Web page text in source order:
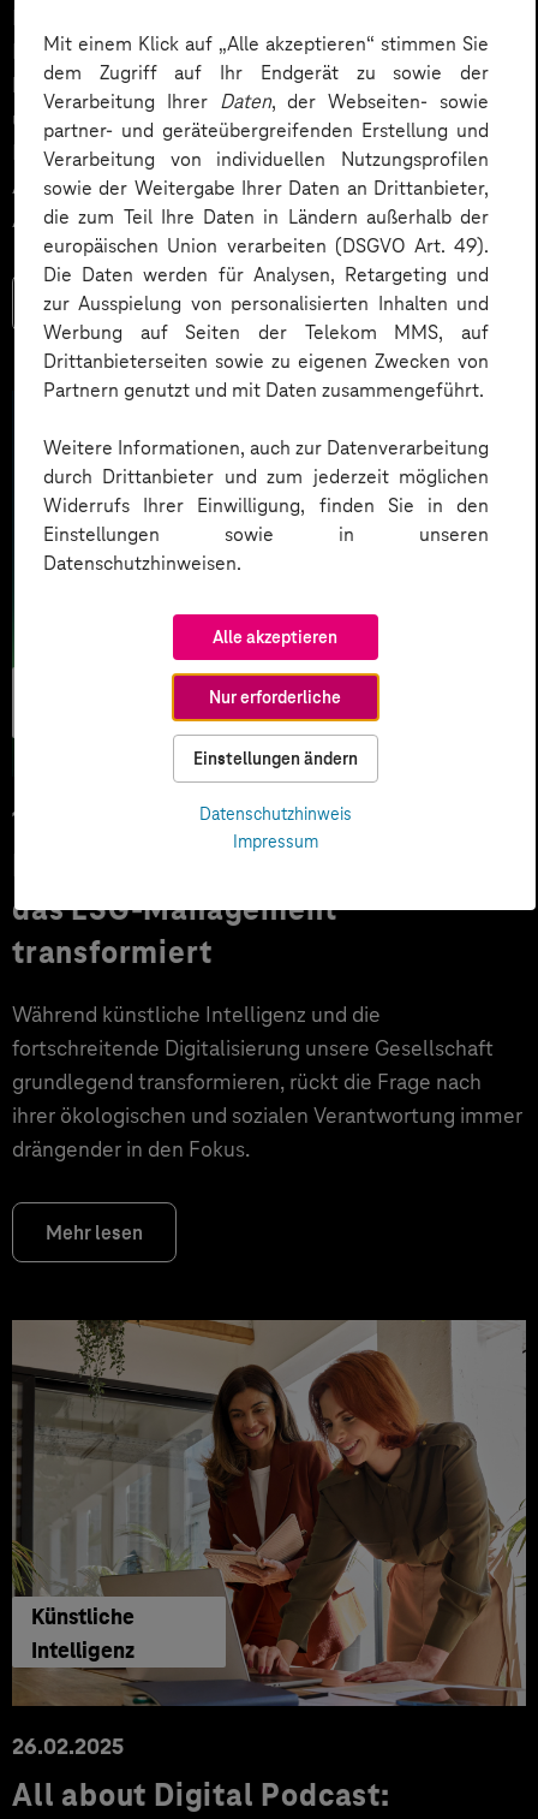
Mit einem Klick auf „Alle akzeptieren“ stimmen Sie
dem Zugriff auf Ihr Endgerät zu sowie der
Verarbeitung Ihrer Daten, der Webseiten- sowie
partner- und geräteübergreifenden Erstellung und
Verarbeitung von individuellen Nutzungsprofilen
sowie der Weitergabe Ihrer Daten an Drittanbieter,
die zum Teil Ihre Daten in Ländern außerhalb der
europäischen Union verarbeiten (DSGVO Art. 49).
Die Daten werden für Analysen, Retargeting und
zur Ausspielung von personalisierten Inhalten und
Werbung auf Seiten der Telekom MMS, auf
Drittanbieterseiten sowie zu eigenen Zwecken von
Partnern genutzt und mit Daten zusammengeführt.
Weitere Informationen, auch zur Datenverarbeitung
durch Drittanbieter und zum jederzeit möglichen
Widerrufs Ihrer Einwilligung, finden Sie in den
Einstellungen sowie in unseren
Datenschutzhinweisen.
Alle akzeptieren
Nur erforderliche
Einstellungen ändern
Datenschutzhinweis
Impressum
Erklärbare KI (oder Explainable AI, XAI) ist ein zentraler
Hebel für verantwortungsvolle und vertrauenswürdige
künstliche Intelligenz. Sie schafft Verständnis,
unterstützt regulatorische Anforderungen und hilft,
Risiken frühzeitig zu erkennen – besonders bei
Anwendungen mit hohem Risiko gemäß dem EU AI
Act.
Mehr lesen
14.07.2025
Nachhaltigkeit neu denken: Wie KI
das ESG-Management
transformiert
Während künstliche Intelligenz und die
fortschreitende Digitalisierung unsere Gesellschaft
grundlegend transformieren, rückt die Frage nach
ihrer ökologischen und sozialen Verantwortung immer
drängender in den Fokus.
Mehr lesen
Künstliche
Intelligenz
26.02.2025
All about Digital Podcast: